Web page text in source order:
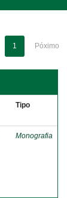
1 Póximo
Tipo
Monografia